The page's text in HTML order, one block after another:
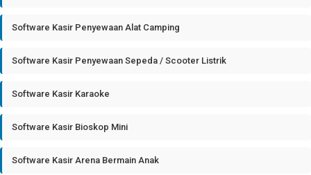
Software Kasir Penyewaan Alat Camping
Software Kasir Penyewaan Sepeda / Scooter Listrik
Software Kasir Karaoke
Software Kasir Bioskop Mini
Software Kasir Arena Bermain Anak